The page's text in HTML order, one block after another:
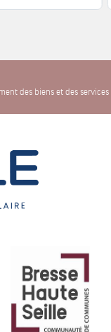
des biens et des services